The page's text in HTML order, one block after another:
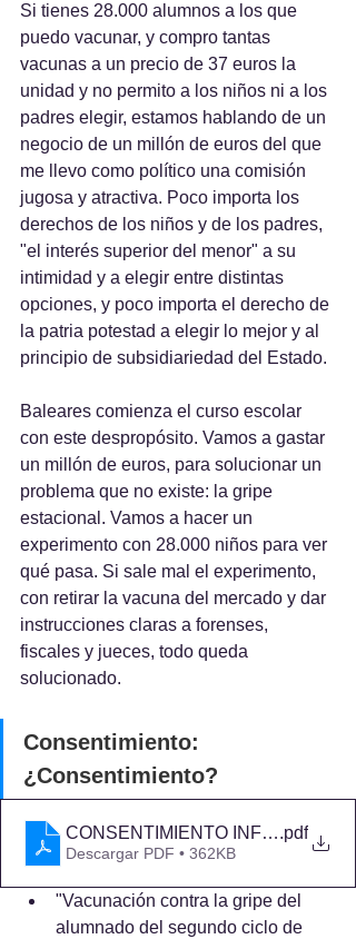
Si tienes 28.000 alumnos a los que
puedo vacunar, y compro tantas
vacunas a un precio de 37 euros la
unidad y no permito a los niños ni a los
padres elegir, estamos hablando de un
negocio de un millón de euros del que
me llevo como político una comisión
jugosa y atractiva. Poco importa los
derechos de los niños y de los padres,
"el interés superior del menor" a su
intimidad y a elegir entre distintas
opciones, y poco importa el derecho de
la patria potestad a elegir lo mejor y al
principio de subsidiariedad del Estado.
Baleares comienza el curso escolar
con este despropósito. Vamos a gastar
un millón de euros, para solucionar un
problema que no existe: la gripe
estacional. Vamos a hacer un
experimento con 28.000 niños para ver
qué pasa. Si sale mal el experimento,
con retirar la vacuna del mercado y dar
instrucciones claras a forenses,
fiscales y jueces, todo queda
solucionado.
Consentimiento:
¿Consentimiento?
CONSENTIMIENTO .pdf
Descargar PDF • 362KB
"Vacunación contra la gripe del
alumnado del segundo ciclo de